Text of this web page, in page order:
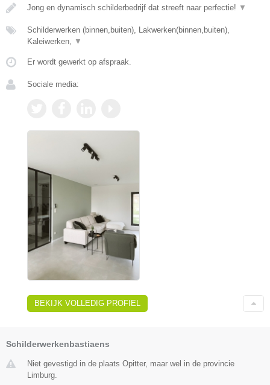
Jong en dynamisch schilderbedrijf dat streeft naar perfectie! ▼
Schilderwerken (binnen,buiten), Lakwerken(binnen,buiten),
Kaleiwerken,
▼
Er wordt gewerkt op afspraak.
Sociale media:
BEKIJK VOLLEDIG PROFIEL
Schilderwerkenbastiaens
Niet gevestigd in de plaats Opitter, maar wel in de provincie
Limburg.